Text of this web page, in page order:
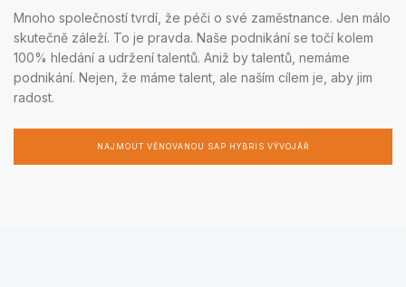
Mnoho společností tvrdí, že péči o své zaměstnance. Jen málo
skutečně záleží. To je pravda. Naše podnikání se točí kolem
100% hledání a udržení talentů. Aniž by talentů, nemáme
podnikání. Nejen, že máme talent, ale naším cílem je, aby jim
radost.
NAJMOUT VĚNOVANOU SAP HYBRIS VÝVOJÁŘ